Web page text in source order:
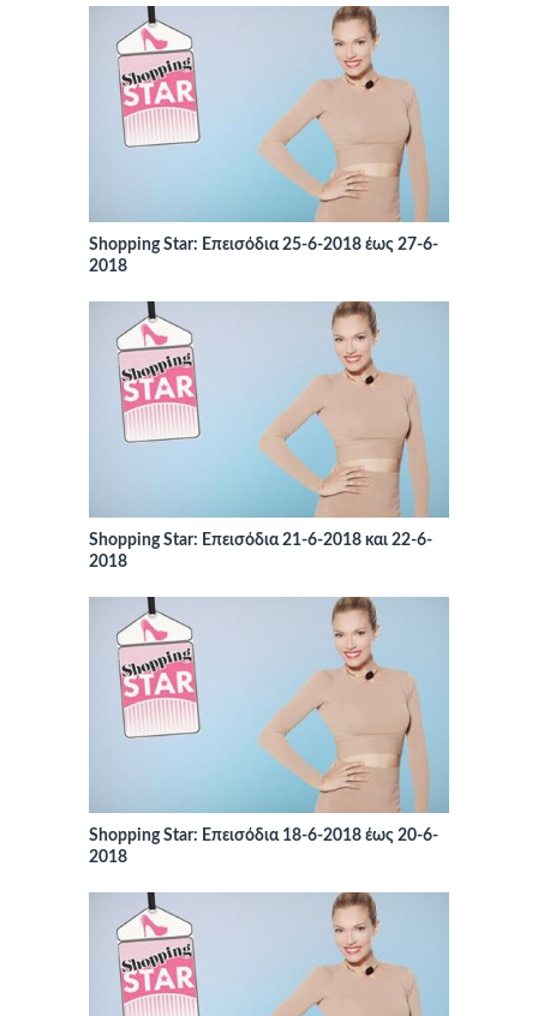
Shopping Star: Επεισόδια 25-6-2018 έως 27-6-
2018
Shopping Star: Επεισόδια 21-6-2018 και 22-6-
2018
Shopping Star: Επεισόδια 18-6-2018 έως 20-6-
2018